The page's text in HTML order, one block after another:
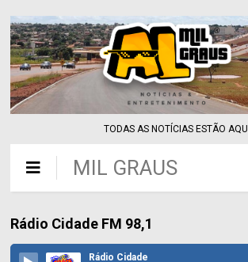
TODAS AS NOTÍCIAS ESTÃO AQUI
MIL GRAUS
Rádio Cidade FM 98,1
Rádio Cidade